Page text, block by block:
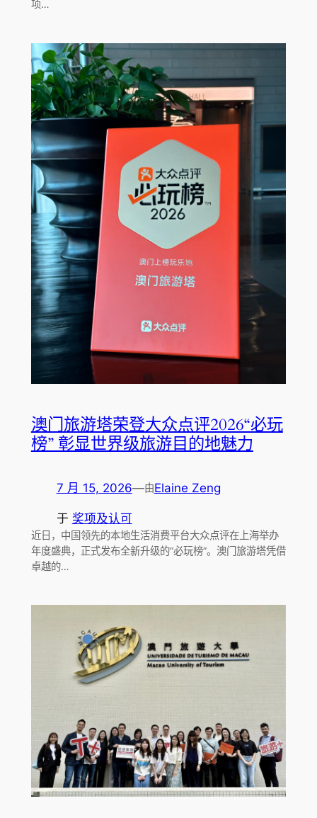
项…
澳门旅游塔荣登大众点评2026“必玩
榜” 彰显世界级旅游目的地魅力
7 月 15, 2026—由Elaine Zeng
于 奖项及认可
近日，中国领先的本地生活消费平台大众点评在上海举办
年度盛典，正式发布全新升级的“必玩榜”。澳门旅游塔凭借
卓越的…